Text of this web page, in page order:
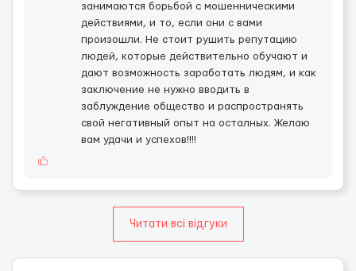
занимаются борьбой с мошенническими
действиями, и то, если они с вами
произошли. Не стоит рушить репутацию
людей, которые действительно обучают и
дают возможность заработать людям, и как
заключение не нужно вводить в
заблуждение общество и распространять
свой негативный опыт на осталных. Желаю
вам удачи и успехов!!!!
Читати всі відгуки